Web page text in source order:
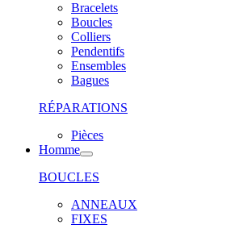
Bracelets
Boucles
Colliers
Pendentifs
Ensembles
Bagues
RÉPARATIONS
Pièces
Homme
BOUCLES
ANNEAUX
FIXES